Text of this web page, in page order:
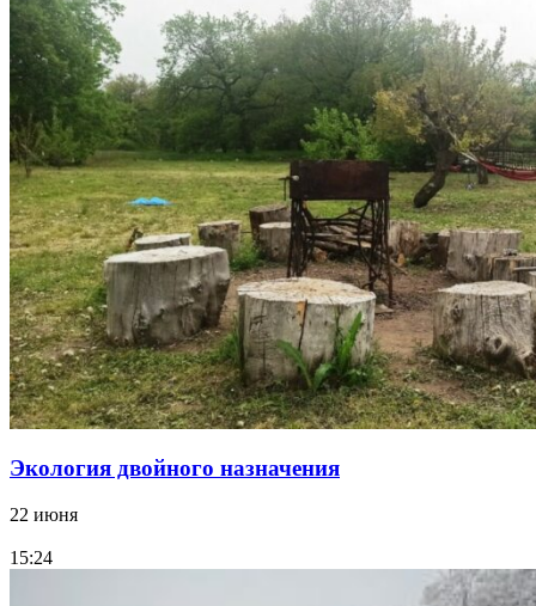
Экология двойного назначения
22 июня
15:24